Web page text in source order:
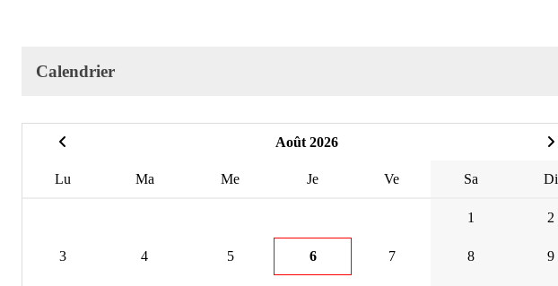
Calendrier
Août 2026
Lu Ma Me Je Ve Sa Di
1 2
3 4 5 6 7 8 9